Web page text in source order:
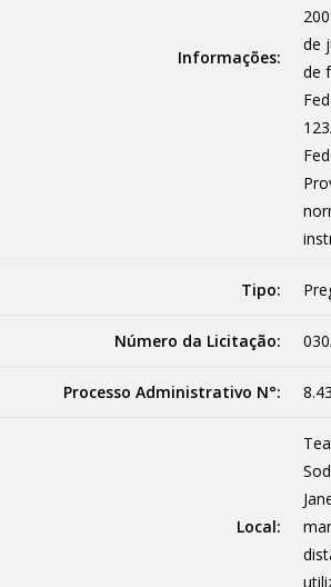
Informações:
de
de
Tipo:
Número da Licitação:
Processo Administrativo N°:
Local: